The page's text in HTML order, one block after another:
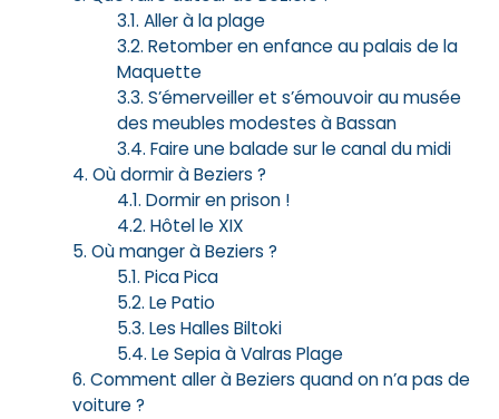
Aller à la plage
Retomber en enfance au palais de la
Maquette
S’émerveiller et s’émouvoir au musée
des meubles modestes à Bassan
Faire une balade sur le canal du midi
Où dormir à Beziers ?
Dormir en prison !
Hôtel le XIX
Où manger à Beziers ?
Pica Pica
Le Patio
Les Halles Biltoki
Le Sepia à Valras Plage
Comment aller à Beziers quand on n’a pas de
voiture ?